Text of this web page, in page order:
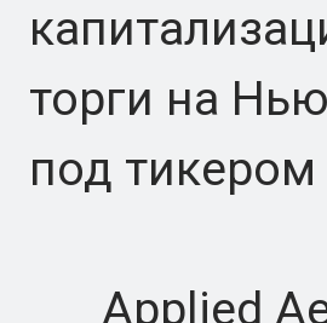
торги на
под тикером
Applied